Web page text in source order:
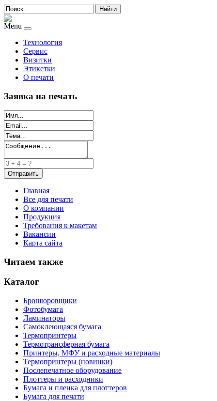
Найти
Menu
Технология
Сервис
Визитки
Этикетки
О печати
Заявка на печать
Главная
Все для печати
О компании
Продукция
Требования к макетам
Вакансии
Карта сайта
Читаем также
Каталог
Брошюровщики
Фотобумага
Ламинаторы
Самоклеющаяся бумага
Термопринтеры
Термотрансферная бумага
Принтеры, МФУ и расходные материалы
Термопринтеры (новинки)
Послепечатное оборудование
Плоттеры и расходники
Бумага и пленка для плоттеров
Бумага для печати